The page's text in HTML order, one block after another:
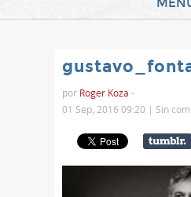
por Roger Koza -
01 Sep, 2016 09:20 | Sin